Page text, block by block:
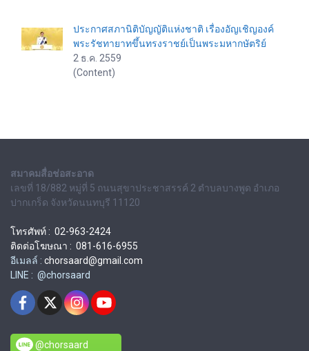
ประกาศสภานิติบัญญัติแห่งชาติ เรื่องอัญเชิญองค์
พระรัชทายาทขึ้นทรงราชย์เป็นพระมหากษัตริย์
2 ธ.ค. 2559
(Content)
สมาคมสื่อช่อสะอาด
เลขที่ 18/882 หมู่ที่ 5 ถนนสุขาประชาสรรค์ 2 ตำบลบางพูด อำเภอ
ปากเกร็ด จังหวัดนนทบุรี 11120
โทรศัพท์ : 02-963-2424
ติดต่อโฆษณา : 081-616-6955
อีเมลล์ : chorsaard@gmail.com
LINE : @chorsaard
@chorsaard